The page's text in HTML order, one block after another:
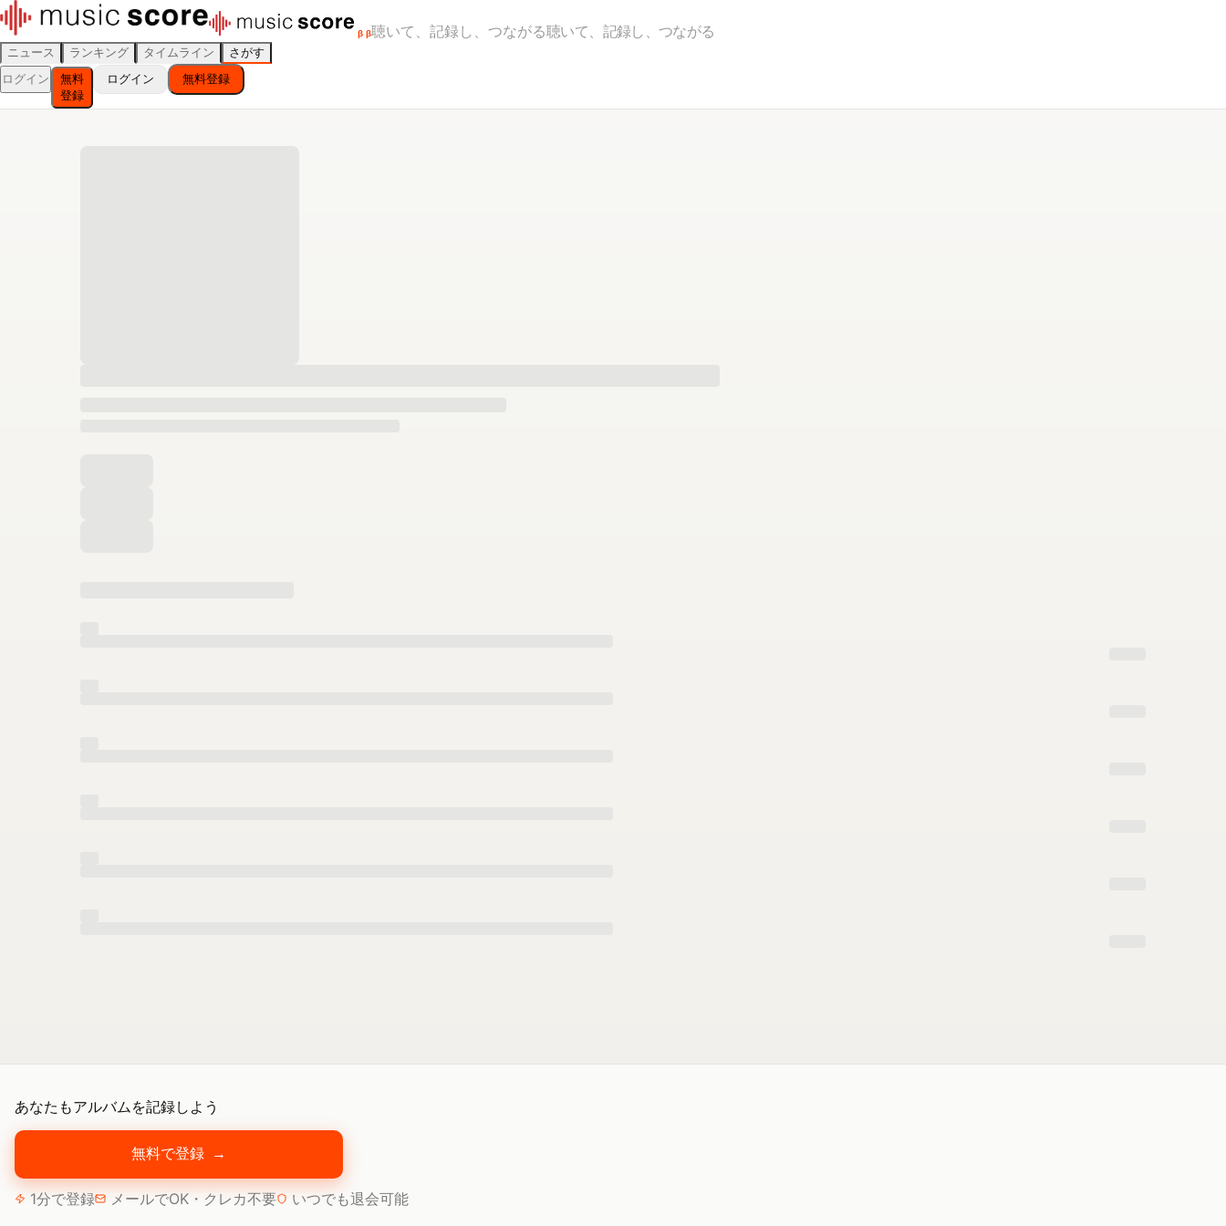
β β聴いて、記録し、つながる聴いて、記録し、つながる
ニュース ランキング タイムライン
さがす
ログイン
無料
登録
ログイン 無料登録
あなたもアルバムを記録しよう
無料で登録 →
1分で登録 メールでOK・クレカ不要 いつでも退会可能